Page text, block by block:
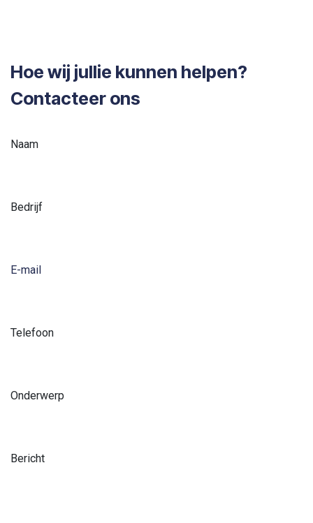
Hoe wij jullie kunnen helpen?
Contacteer ons
Naam
Bedrijf
E-mail
Telefoon
Onderwerp
Bericht